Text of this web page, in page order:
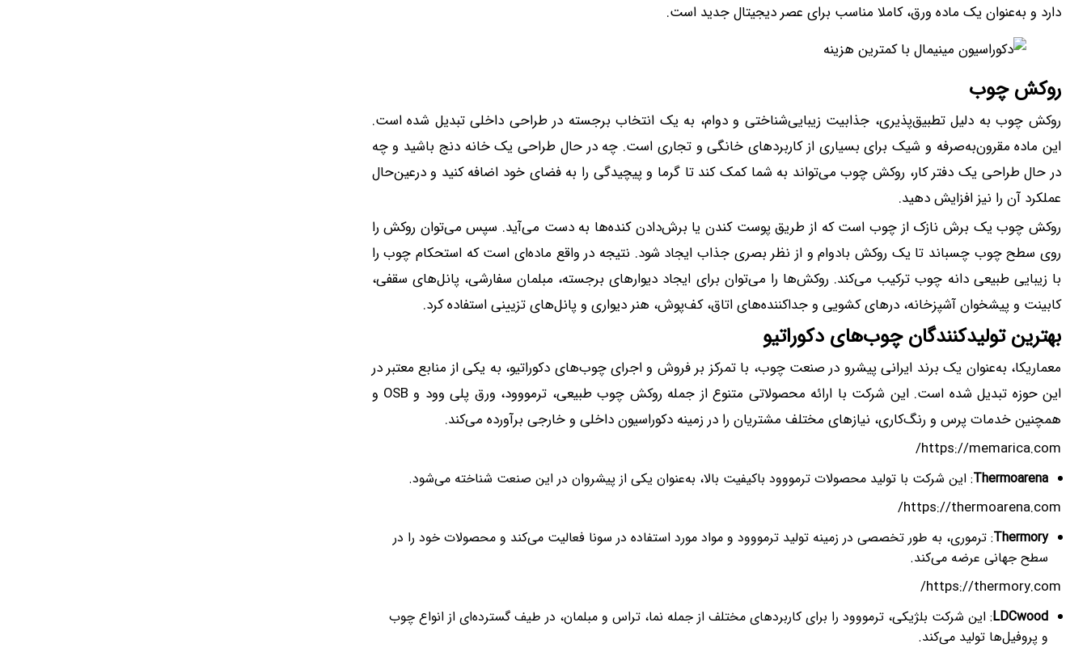
دارد و به‌عنوان یک ماده ورق، کاملا مناسب برای عصر دیجیتال جدید است.
روکش چوب
روکش چوب به دلیل تطبیق‌پذیری، جذابیت زیبایی‌شناختی و دوام، به یک انتخاب برجسته در طراحی داخلی تبدیل شده است.
این ماده مقرون‌به‌صرفه و شیک برای بسیاری از کاربردهای خانگی و تجاری است. چه در حال طراحی یک خانه دنج باشید و چه
در حال طراحی یک دفتر کار، روکش چوب می‌تواند به شما کمک کند تا گرما و پیچیدگی را به فضای خود اضافه کنید و درعین‌حال
عملکرد آن را نیز افزایش دهید.
روکش چوب یک برش نازک از چوب است که از طریق پوست کندن یا برش‌دادن کنده‌ها به دست می‌آید. سپس می‌توان روکش را
روی سطح چوب چسباند تا یک روکش بادوام و از نظر بصری جذاب ایجاد شود. نتیجه در واقع ماده‌ای است که استحکام چوب را
با زیبایی طبیعی دانه چوب ترکیب می‌کند. روکش‌ها را می‌توان برای ایجاد دیوارهای برجسته، مبلمان سفارشی، پانل‌های سقفی،
کابینت و پیشخوان آشپزخانه، درهای کشویی و جداکننده‌های اتاق، کف‌پوش، هنر دیواری و پانل‌های تزیینی استفاده کرد.
بهترین تولیدکنندگان چوب‌های دکوراتیو
معماریکا، به‌عنوان یک برند ایرانی پیشرو در صنعت چوب، با تمرکز بر فروش و اجرای چوب‌های دکوراتیو، به یکی از منابع معتبر در
این حوزه تبدیل شده است. این شرکت با ارائه محصولاتی متنوع از جمله روکش چوب طبیعی، ترمووود، ورق پلی وود و OSB و
همچنین خدمات پرس و رنگ‌کاری، نیازهای مختلف مشتریان را در زمینه دکوراسیون داخلی و خارجی برآورده می‌کند.
https://memarica.com/
Thermoarena: این شرکت با تولید محصولات ترمووود باکیفیت بالا، به‌عنوان یکی از پیشروان در این صنعت شناخته می‌شود.
https://thermoarena.com/
Thermory: ترموری، به طور تخصصی در زمینه تولید ترمووود و مواد مورد استفاده در سونا فعالیت می‌کند و محصولات خود را در
سطح جهانی عرضه می‌کند.
https://thermory.com/
LDCwood: این شرکت بلژیکی، ترمووود را برای کاربردهای مختلف از جمله نما، تراس و مبلمان، در طیف گسترده‌ای از انواع چوب
و پروفیل‌ها تولید می‌کند.